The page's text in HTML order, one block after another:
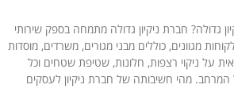
גדולה? חברת ניקיון גדולה מתמחה בספק שירותי
מגוונים, כוללים מבני מגורים, משרדים, מוסדות
על ניקוי רצפות, חלונות, שטיפת שטחים וכל
המרחב. מהי חשיבותה של חברת ניקיון לעסקים